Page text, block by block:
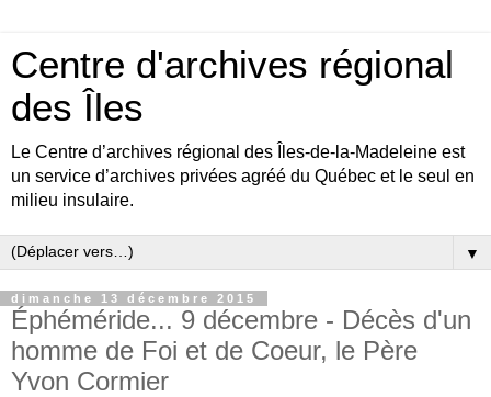
Centre d'archives régional
des Îles
Le Centre d’archives régional des Îles-de-la-Madeleine est
un service d’archives privées agréé du Québec et le seul en
milieu insulaire.
▼
dimanche 13 décembre 2015
Éphéméride... 9 décembre - Décès d'un
homme de Foi et de Coeur, le Père
Yvon Cormier